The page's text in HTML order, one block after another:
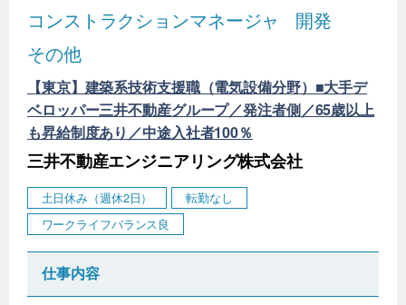
コンストラクションマネージャ
開発
その他
【東京】建築系技術支援職（電気設備分野）■大手デ
ベロッパー三井不動産グループ／発注者側／65歳以上
も昇給制度あり／中途入社者100％
三井不動産エンジニアリング株式会社
土日休み（週休2日）
転勤なし
ワークライフバランス良
仕事内容